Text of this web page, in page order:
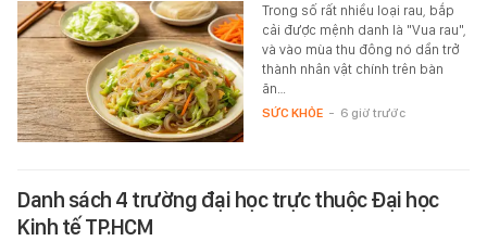
Trong số rất nhiều loại rau, bắp
cải được mệnh danh là "Vua rau",
và vào mùa thu đông nó dần trở
thành nhân vật chính trên bàn
ăn…
SỨC KHỎE - 6 giờ trước
Danh sách 4 trường đại học trực thuộc Đại học
Kinh tế TP.HCM